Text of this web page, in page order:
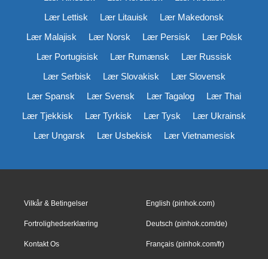
Lær Lettisk
Lær Litauisk
Lær Makedonsk
Lær Malajisk
Lær Norsk Lær Persisk
Lær Polsk
Lær Portugisisk
Lær Rumænsk
Lær Russisk
Lær Serbisk
Lær Slovakisk
Lær Slovensk
Lær Spansk
Lær Svensk Lær Tagalog
Lær Thai
Lær Tjekkisk
Lær Tyrkisk Lær Tysk
Lær Ukrainsk
Lær Ungarsk
Lær Usbekisk Lær Vietnamesisk
Vilkår & Betingelser
Fortrolighedserklæring
Kontakt Os
English (pinhok.com)
Deutsch (pinhok.com/de)
Français (pinhok.com/fr)